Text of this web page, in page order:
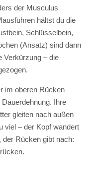
der Musculus
hältst du die
Schlüsselbein,
(Ansatz) sind dann
Verkürzung – die
im oberen Rücken
Ihre
gleiten nach außen
viel – der Kopf wandert
der Rücken gibt nach: